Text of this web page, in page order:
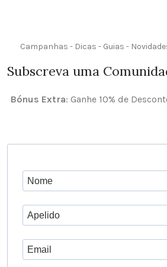
Campanhas - Dicas - Guias -
Subscreva uma
Bónus Extra: Ganhe 10% de